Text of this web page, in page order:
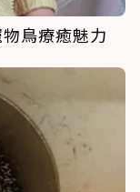
鳥療癒魅力